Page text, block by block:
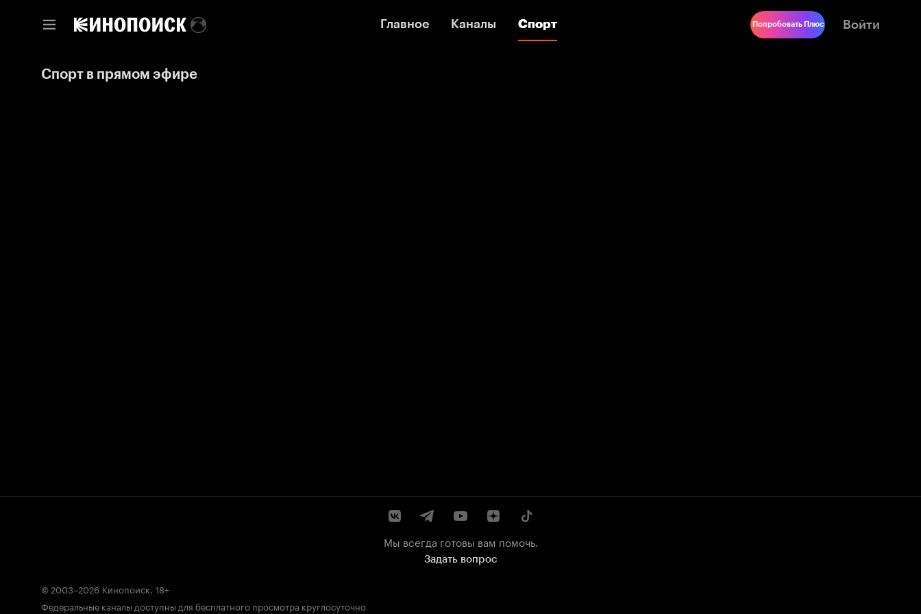
Главное Каналы Спорт
Главное Каналы Спорт Попробовать Плюс Войти
Спорт в прямом эфире
Мы всегда готовы вам помочь.
Задать вопрос
© 2003–2026 Кинопоиск. 18+
Федеральные каналы доступны для бесплатного просмотра круглосуточно